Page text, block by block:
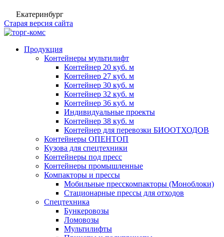
Екатеринбург
Старая версия сайта
Продукция
Контейнеры мультилифт
Контейнер 20 куб. м
Контейнер 27 куб. м
Контейнер 30 куб. м
Контейнер 32 куб. м
Контейнер 36 куб. м
Индивидуальные проекты
Контейнер 38 куб. м
Контейнер для перевозки БИООТХОДОВ
Контейнеры ОПЕНТОП
Кузова для спецтехники
Контейнеры под пресс
Контейнеры промышленные
Компакторы и прессы
Мобильные пресскомпакторы (Моноблоки)
Стационарные прессы для отходов
Спецтехника
Бункеровозы
Ломовозы
Мультилифты